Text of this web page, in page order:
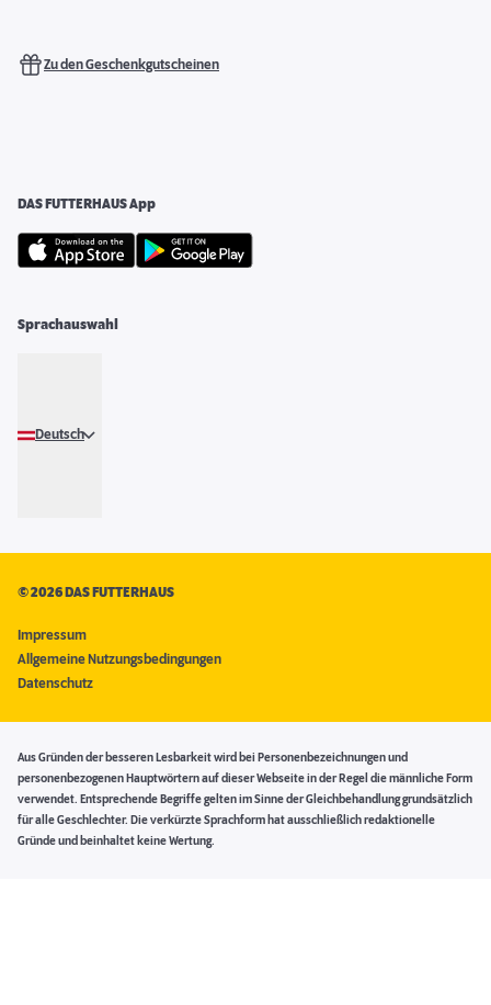
Zu den Geschenkgutscheinen
DAS FUTTERHAUS App
Sprachauswahl
Deutsch
©2026 DAS FUTTERHAUS
Impressum
Allgemeine Nutzungsbedingungen
Datenschutz
Aus Gründen der besseren Lesbarkeit wird bei Personenbezeichnungen und
personenbezogenen Hauptwörtern auf dieser Webseite in der Regel die männliche Form
verwendet. Entsprechende Begriffe gelten im Sinne der Gleichbehandlung grundsätzlich
für alle Geschlechter. Die verkürzte Sprachform hat ausschließlich redaktionelle
Gründe und beinhaltet keine Wertung.